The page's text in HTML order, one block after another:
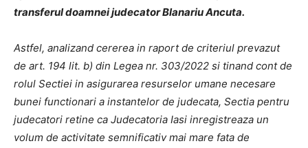
transferul doamnei judecator Blanariu Ancuta.
Astfel, analizand cererea in raport de criteriul prevazut
de art. 194 lit. b) din Legea nr. 303/2022 si tinand cont de
rolul Sectiei in asigurarea resurselor umane necesare
bunei functionari a instantelor de judecata, Sectia pentru
judecatori retine ca Judecatoria Iasi inregistreaza un
volum de activitate semnificativ mai mare fata de